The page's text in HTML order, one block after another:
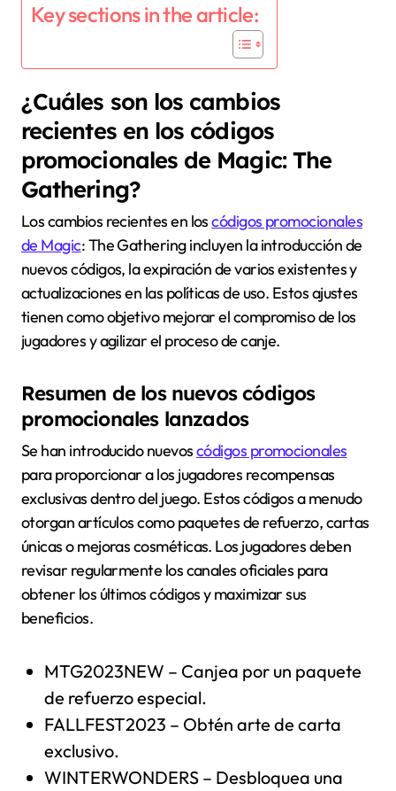
Key sections in the article:
¿Cuáles son los cambios
recientes en los códigos
promocionales de Magic: The
Gathering?
Los cambios recientes en loscódigos promocionales
de Magic: The Gathering incluyen la introducción de
nuevos códigos, la expiración de varios existentes y
actualizaciones en las políticas de uso. Estos ajustes
tienen como objetivo mejorar el compromiso de los
jugadores y agilizar el proceso de canje.
Resumen de los nuevos códigos
promocionales lanzados
Se han introducido nuevoscódigos promocionales
para proporcionar a los jugadores recompensas
exclusivas dentro del juego. Estos códigos a menudo
otorgan artículos como paquetes de refuerzo, cartas
únicas o mejoras cosméticas. Los jugadores deben
revisar regularmente los canales oficiales para
obtener los últimos códigos y maximizar sus
beneficios.
MTG2023NEW – Canjea por un paquete
de refuerzo especial.
FALLFEST2023 – Obtén arte de carta
exclusivo.
WINTERWONDERS – Desbloquea una